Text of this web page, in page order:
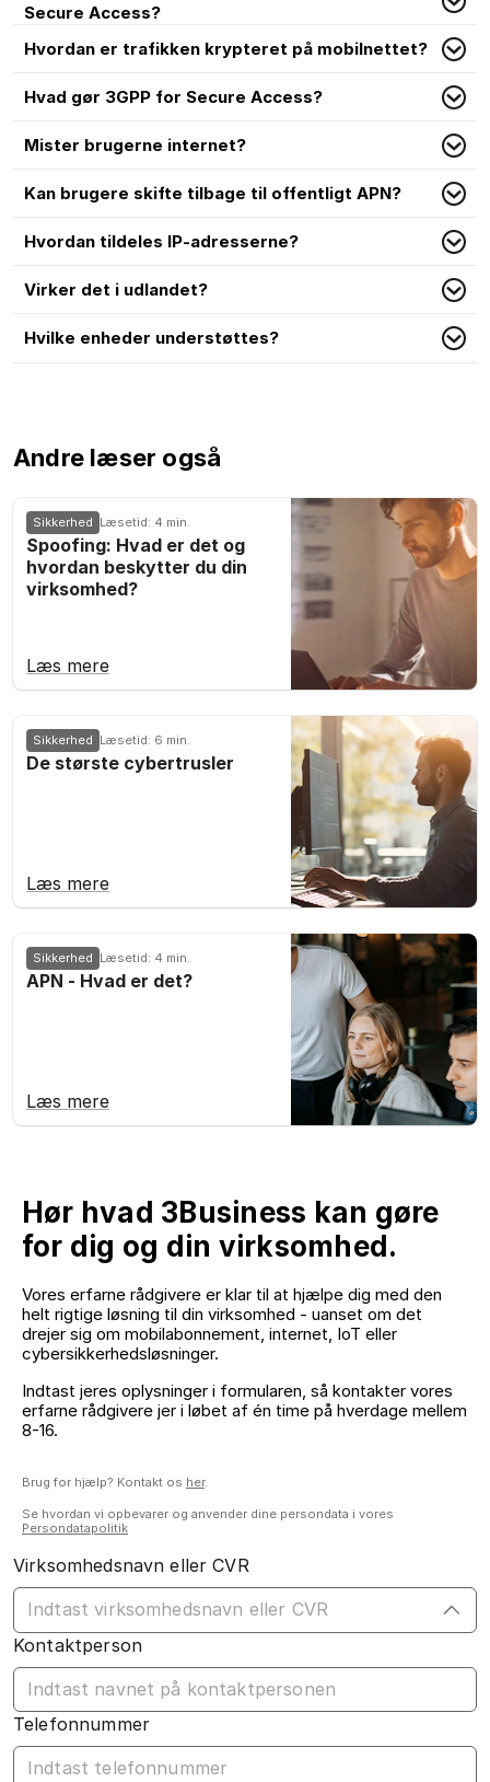
Secure Access?
Hvordan er trafikken krypteret på mobilnettet?
Hvad gør 3GPP for Secure Access?
Mister brugerne internet?
Kan brugere skifte tilbage til offentligt APN?
Hvordan tildeles IP-adresserne?
Virker det i udlandet?
Hvilke enheder understøttes?
Andre læser også
Sikkerhed Læsetid: 4 min.
Spoofing: Hvad er det og
hvordan beskytter du din
virksomhed?
Læs mere
Sikkerhed Læsetid: 6 min.
De største cybertrusler
Læs mere
Sikkerhed Læsetid: 4 min.
APN - Hvad er det?
Læs mere
Hør hvad 3Business kan gøre
for dig og din virksomhed.
Vores erfarne rådgivere er klar til at hjælpe dig med den
helt rigtige løsning til din virksomhed - uanset om det
drejer sig om mobilabonnement, internet, IoT eller
cybersikkerhedsløsninger.
Indtast jeres oplysninger i formularen, så kontakter vores
erfarne rådgivere jer i løbet af én time på hverdage mellem
8-16.
Brug for hjælp? Kontakt os her.
Se hvordan vi opbevarer og anvender dine persondata i vores
Persondatapolitik
Virksomhedsnavn eller CVR
Kontaktperson
Telefonnummer